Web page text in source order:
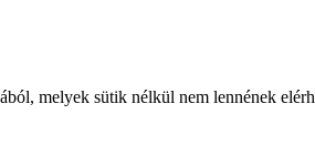
melyek sütik nélkül nem lennének